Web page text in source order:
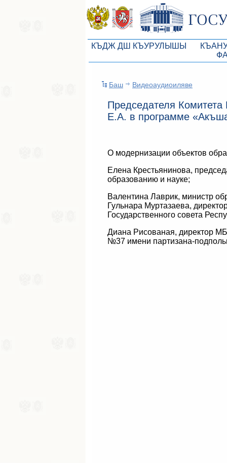
КЪДЖ ДШ КЪУРУЛЫШЫ
КъМДж ЮР Президиумы
Депутатлар корпусы
КъМДж ЮР даимий комиссиялары
КъМДж ЮР аппараты
Советники Председателя ГС РК
Управление делами ГС РК
Поиск депутата по округу
Законы
Схема
Баш Видеоаудиоиляве
Председателя
Е.А. в программе
О модернизации объектов
Елена Крестьянинова,
образованию и науке;
Валентина Лаврик, министр
Гульнара Муртазаева,
Государственного совета
Диана Рисованая, директор
№37 имени партизана-